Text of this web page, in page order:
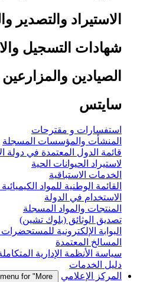
الاستيراد والتصدير
شهادات التسجيل
الصيادين
سايتس
استفسارات و مقترحات
المنشأت والمؤسسات المسجلة
قائمة الدول المعتمدة في دولة
لاستيراد الحيوانات الحية
الخدمات الاستباقية
القائمة الوطنية للمواد
الاستخدام في الدولة
المنتجات والمواد المسجلة
تصديق الوثائق (بلوك تشين)
البوابة الإلكترونية
المسالخ المعتمدة
سياسة الأنظمة الإدارية
دليل الخدمات
المركز الإعلامي
for "More"